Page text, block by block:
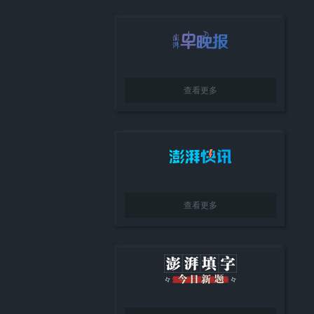
查看更多
查看更多